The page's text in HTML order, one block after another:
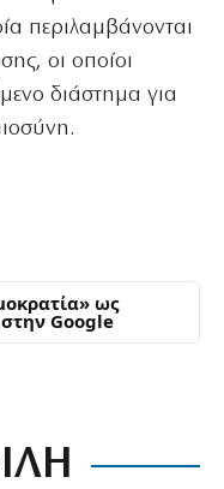
περιλαμβάνονται
οι οποίοι
διάστημα για
ως
Google